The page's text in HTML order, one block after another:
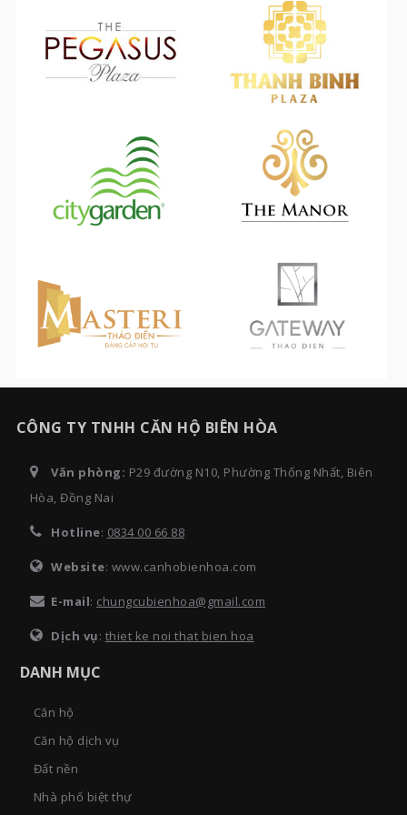
CÔNG TY TNHH CĂN HỘ BIÊN HÒA
Văn phòng: P29 đường N10, Phường Thống Nhất, Biên
Hòa, Đồng Nai
Hotline: 0834 00 66 88
Website: www.canhobienhoa.com
E-mail: chungcubienhoa@gmail.com
Dịch vụ: thiet ke noi that bien hoa
DANH MỤC
Căn hộ
Căn hộ dịch vụ
Đất nền
Nhà phố biệt thự